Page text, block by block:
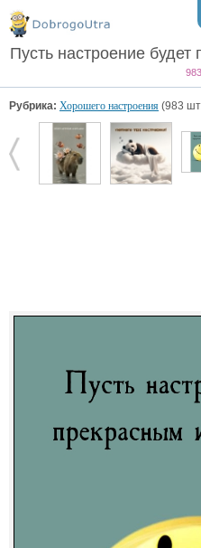
Пусть настроение
Рубрика: Хорошего настроения (983